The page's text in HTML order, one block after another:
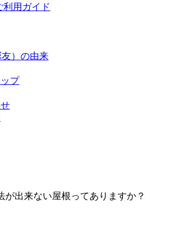
利用ガイド
）の由来
プ
が出来ない屋根ってありますか？